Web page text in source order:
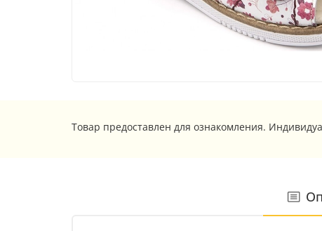
Товар предоставлен для ознакомления.